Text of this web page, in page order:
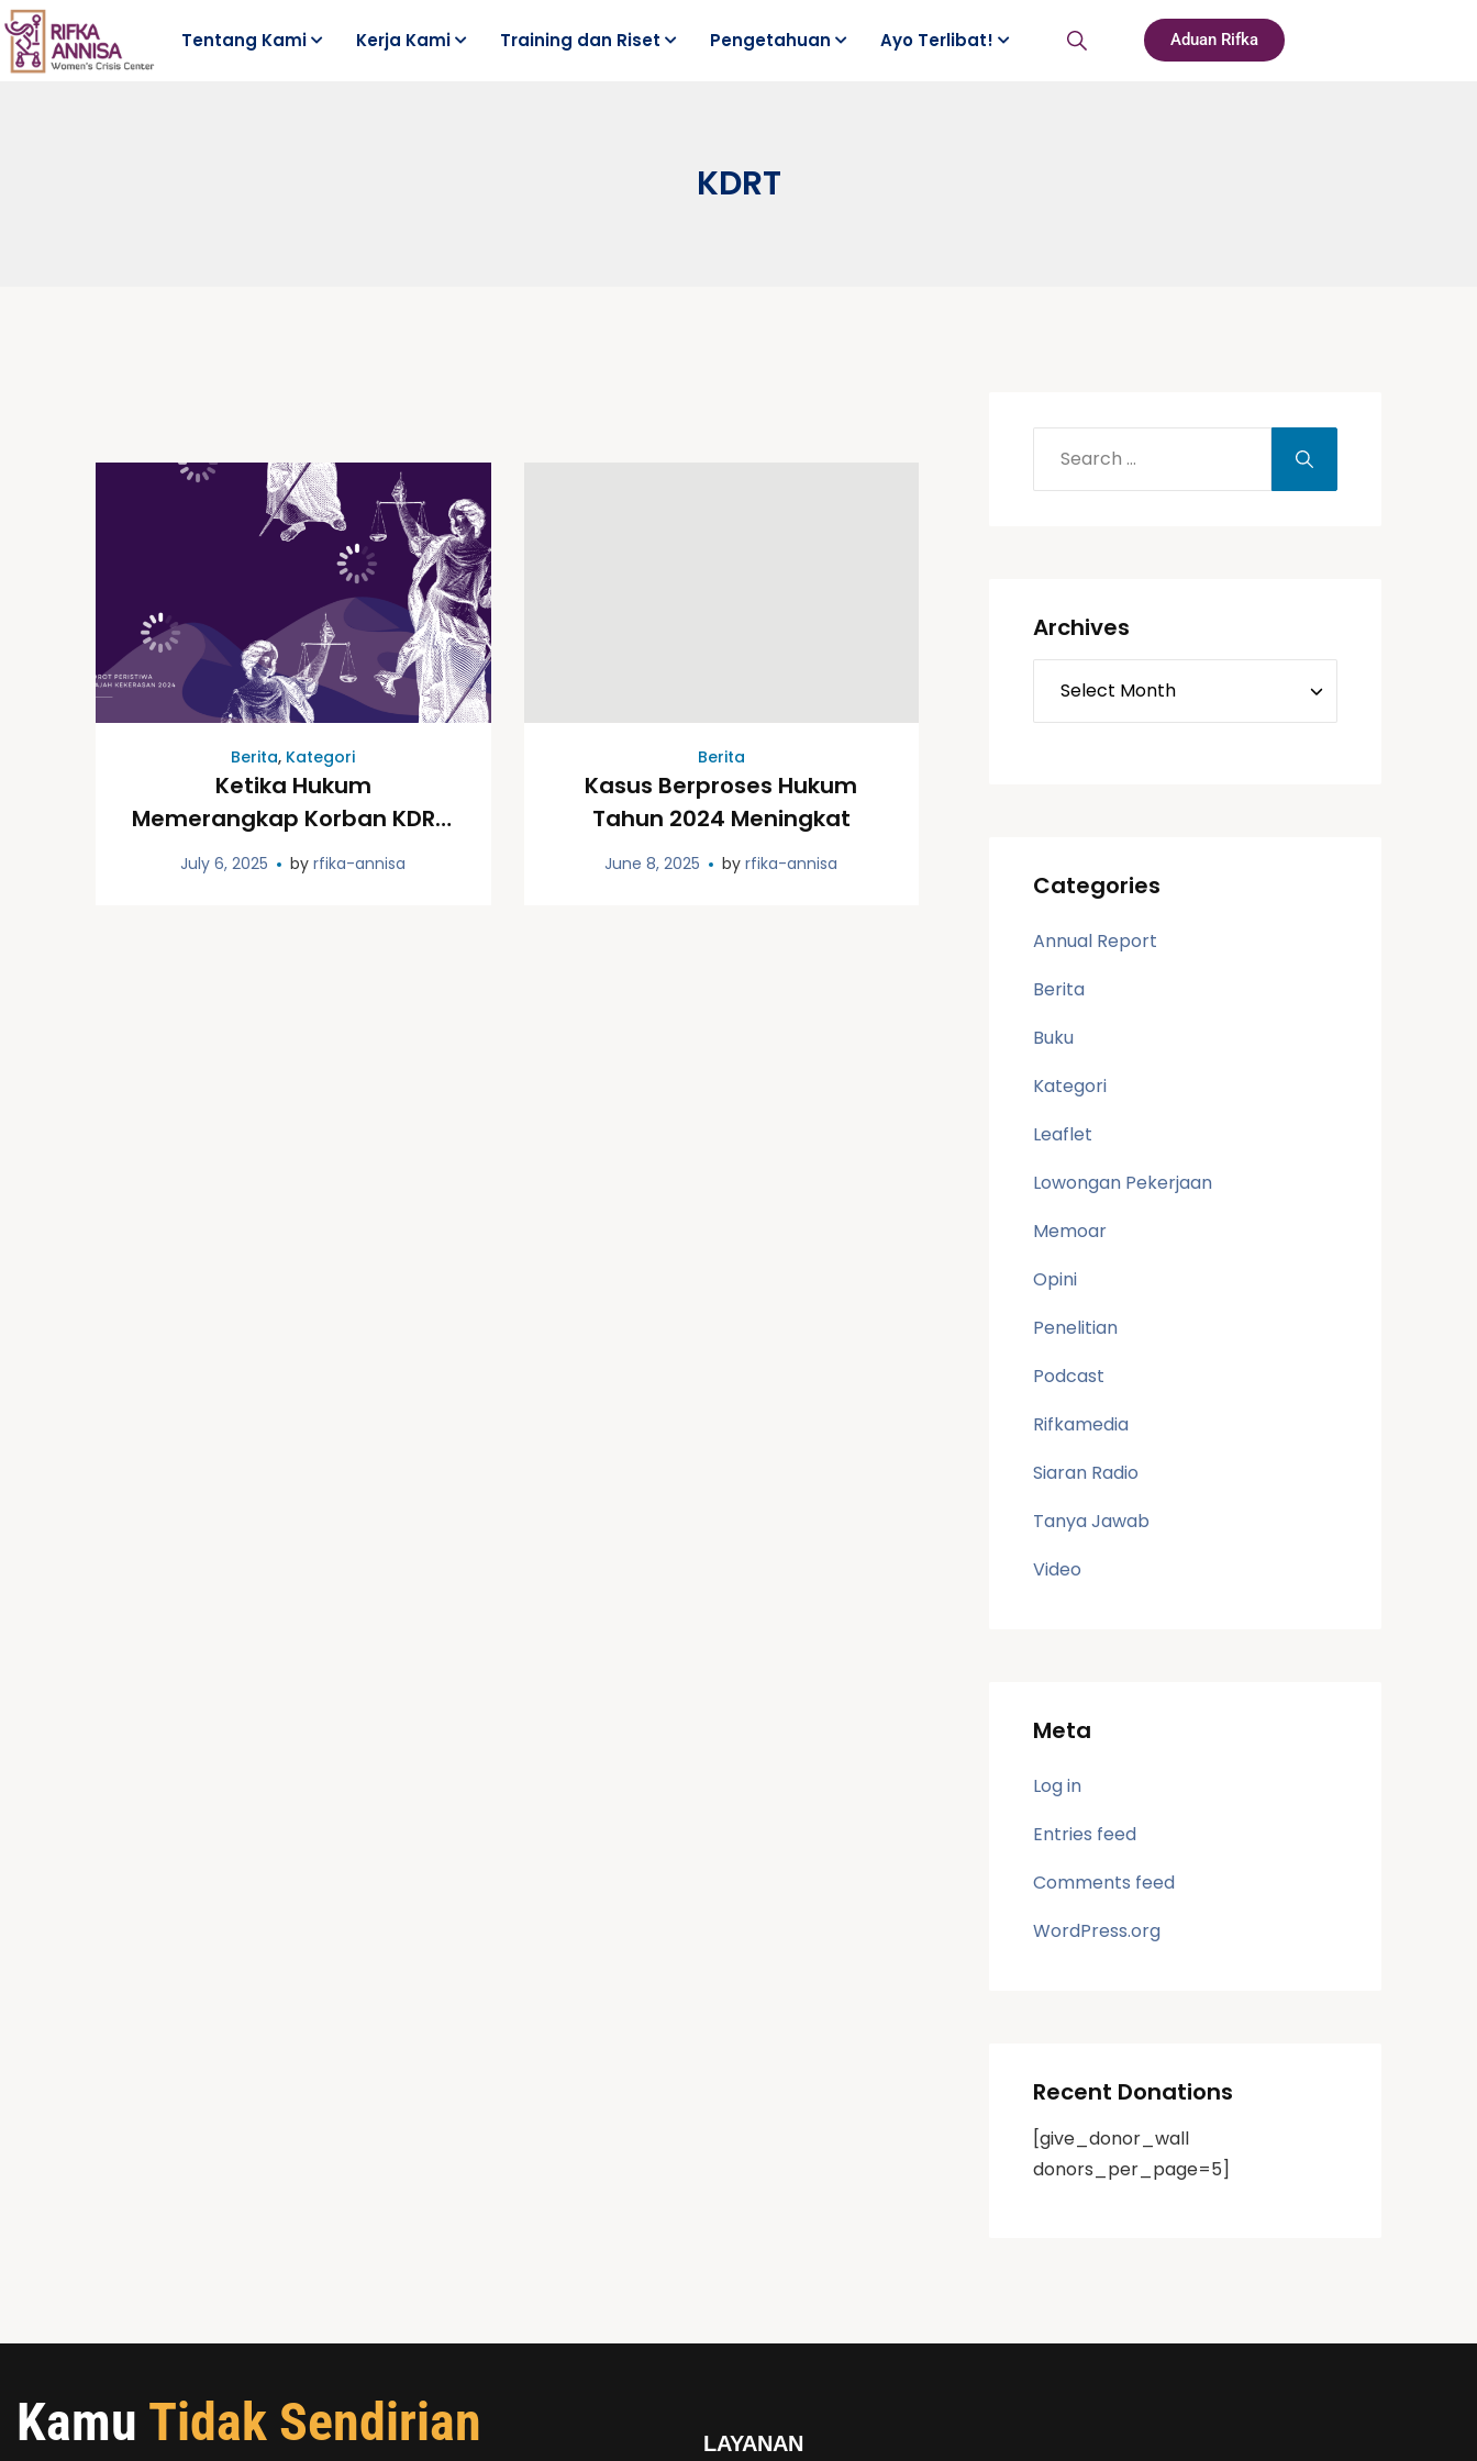
Tentang Kami Kerja Kami Training dan Riset Pengetahuan Ayo Terlibat! Aduan Rifka
KDRT
Berita, Kategori
Ketika Hukum
Memerangkap Korban KDRT:
Dilema Syarat Cerai Pisah
July 6, 2025 byrfika-annisa
Berita
Kasus Berproses Hukum
Tahun 2024 Meningkat
June 8, 2025 byrfika-annisa
Archives
Categories
Annual Report
Berita
Buku
Kategori
Leaflet
Lowongan Pekerjaan
Memoar
Opini
Penelitian
Podcast
Rifkamedia
Siaran Radio
Tanya Jawab
Video
Meta
Log in
Entries feed
Comments feed
WordPress.org
Recent Donations
[give_donor_wall
donors_per_page=5]
Kamu Tidak Sendirian LAYANAN